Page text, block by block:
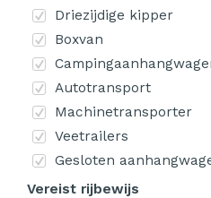
Driezijdige kipper
Boxvan
Autotransport
Machinetransporter
Veetrailers
Gesloten
Vereist rijbewijs